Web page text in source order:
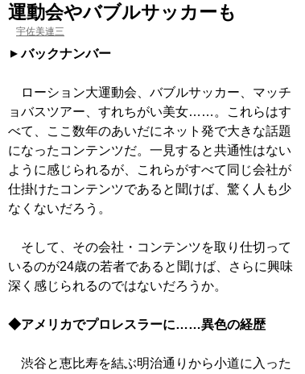
運動会やバブルサッカーも
宇佐美連三
バックナンバー
ローション大運動会、バブルサッカー、マッチ
ョバスツアー、すれちがい美女……。これらはす
べて、ここ数年のあいだにネット発で大きな話題
になったコンテンツだ。一見すると共通性はない
ように感じられるが、これらがすべて同じ会社が
仕掛けたコンテンツであると聞けば、驚く人も少
なくないだろう。
そして、その会社・コンテンツを取り仕切って
いるのが24歳の若者であると聞けば、さらに興味
深く感じられるのではないだろうか。
◆アメリカでプロレスラーに……異色の経歴
渋谷と恵比寿を結ぶ明治通りから小道に入った